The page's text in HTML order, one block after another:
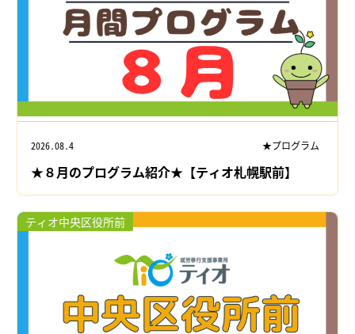
2026.08.4 ★プログラム
★８月のプログラム紹介★【ティオ札幌駅前】
ティオ中央区役所前